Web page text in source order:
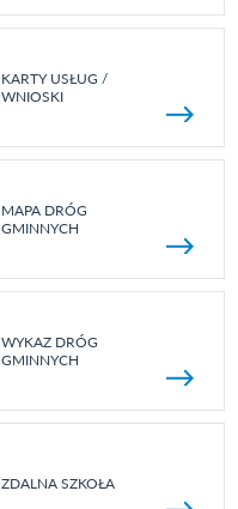
KARTY USŁUG /
WNIOSKI
MAPA DRÓG
GMINNYCH
WYKAZ DRÓG
GMINNYCH
ZDALNA SZKOŁA